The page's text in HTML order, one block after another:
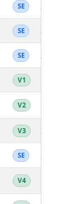
SE 20
SE 21
SE 22
V1
V2 9
V3 2
SE 23
V4